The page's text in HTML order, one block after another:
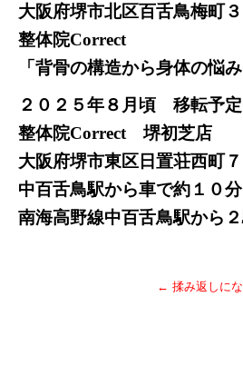
大阪府堺市北区百舌鳥梅町
整体院Correct
「背骨の構造から身体の悩
２０２５年８月頃 移転予定
整体院Correct 堺初芝店
大阪府堺市東区日置荘西町
中百舌鳥駅から車で約１０分
南海高野線中百舌鳥駅から
← 揉み返しに